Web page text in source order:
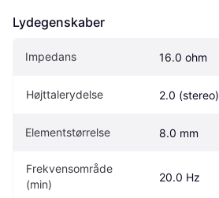
Lydegenskaber
Impedans 16.0 ohm
Højttalerydelse 2.0 (stereo)
Elementstørrelse 8.0 mm
Frekvensområde
(min)
20.0 Hz